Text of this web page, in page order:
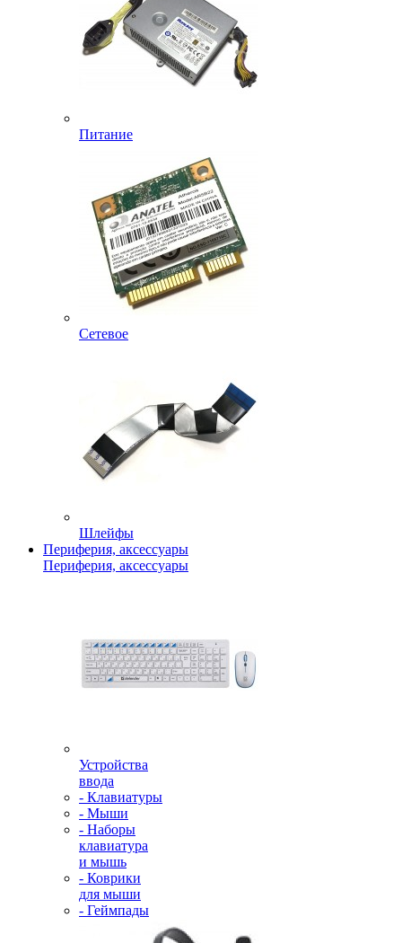
Питание
Сетевое
Шлейфы
Периферия, аксессуары
Периферия, аксессуары
Устройства
ввода
- Клавиатуры
- Мыши
- Наборы
клавиатура
и мышь
- Коврики
для мыши
- Геймпады